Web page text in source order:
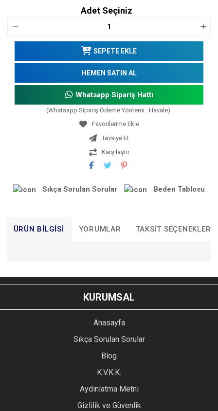
Adet Seçiniz
SEPETE EKLE
HEMEN SATIN AL
Whatsapp Sipariş Hattı
(Whatsapp Sipariş Ödeme Yöntemi : Havale)
Tavsiye Et
Karşılaştır
Sıkça Sorulan Sorular Beden Tablosu
ÜRÜN BILGISI YORUMLAR TAKSIT SEÇENEKLERI
YORUM YAZ
Bu ürünün fiyat bilgisi, resim, ürün açıklamalarında ve diğer
konularda yetersiz gördüğünüz noktaları öneri formunu
kullanarak tarafımıza iletebilirsiniz.
Ürün resmi kalitesiz, bozuk veya görüntülenemiyor.
Ürün açıklamasında eksik bilgiler bulunuyor.
Ürün bilgilerinde hatalar bulunuyor.
Ürün fiyatı diğer sitelerden daha pahalı.
KURUMSAL
Anasayfa
Sıkça Sorulan Sorular
Blog
K.V.K.K.
Aydınlatma Metni
Gizlilik ve Güvenlik